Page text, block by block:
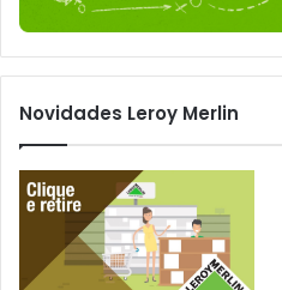
Novidades Leroy Merlin